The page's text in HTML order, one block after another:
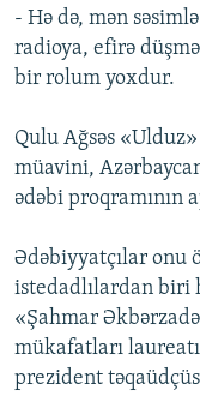
- Hə də, mən
radioya, efirə
bir rolum yoxdur.
Qulu Ağsəs
müavini,
ədəbi proqramının
Ədəbiyyatçılar onu
istedadlılardan biri
«Şahmar
mükafatları
prezident